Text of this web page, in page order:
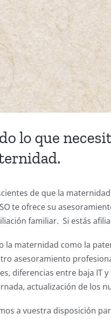
lo que
de que la
te ofrece su
familiar. Si estás
la maternidad como la
asesoramiento
diferencias entre baja IT
actualización de los
a vuestra disposición